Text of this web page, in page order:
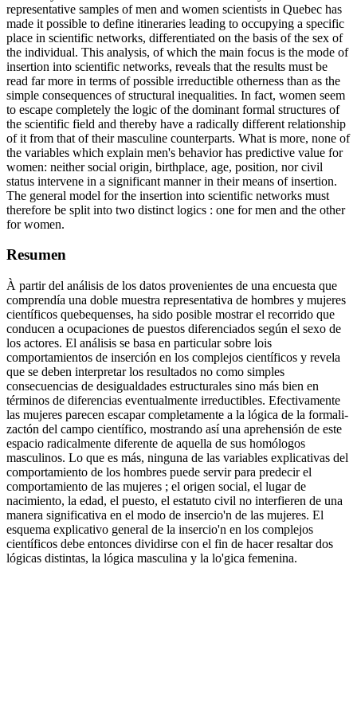
representative samples of men and women scientists in Quebec has
made it possible to define itineraries leading to occupying a specific
place in scientific networks, differentiated on the basis of the sex of
the individual. This analysis, of which the main focus is the mode of
insertion into scientific networks, reveals that the results must be
read far more in terms of possible irreductible otherness than as the
simple consequences of structural inequalities. In fact, women seem
to escape completely the logic of the dominant formal structures of
the scientific field and thereby have a radically different relationship
of it from that of their masculine counterparts. What is more, none of
the variables which explain men's behavior has predictive value for
women: neither social origin, birthplace, age, position, nor civil
status intervene in a significant manner in their means of insertion.
The general model for the insertion into scientific networks must
therefore be split into two distinct logics : one for men and the other
for women.
Resumen
À partir del análisis de los datos provenientes de una encuesta que
comprendía una doble muestra representativa de hombres y mujeres
científicos quebequenses, ha sido posible mostrar el recorrido que
conducen a ocupaciones de puestos diferenciados según el sexo de
los actores. El análisis se basa en particular sobre lois
comportamientos de inserción en los complejos científicos y revela
que se deben interpretar los resultados no como simples
consecuencias de desigualdades estructurales sino más bien en
términos de diferencias eventualmente irreductibles. Efectivamente
las mujeres parecen escapar completamente a la lógica de la formali-
zactón del campo científico, mostrando así una aprehensión de este
espacio radicalmente diferente de aquella de sus homólogos
masculinos. Lo que es más, ninguna de las variables explicativas del
comportamiento de los hombres puede servir para predecir el
comportamiento de las mujeres ; el origen social, el lugar de
nacimiento, la edad, el puesto, el estatuto civil no interfieren de una
manera significativa en el modo de insercio'n de las mujeres. El
esquema explicativo general de la insercio'n en los complejos
científicos debe entonces dividirse con el fin de hacer resaltar dos
lógicas distintas, la lógica masculina y la lo'gica femenina.